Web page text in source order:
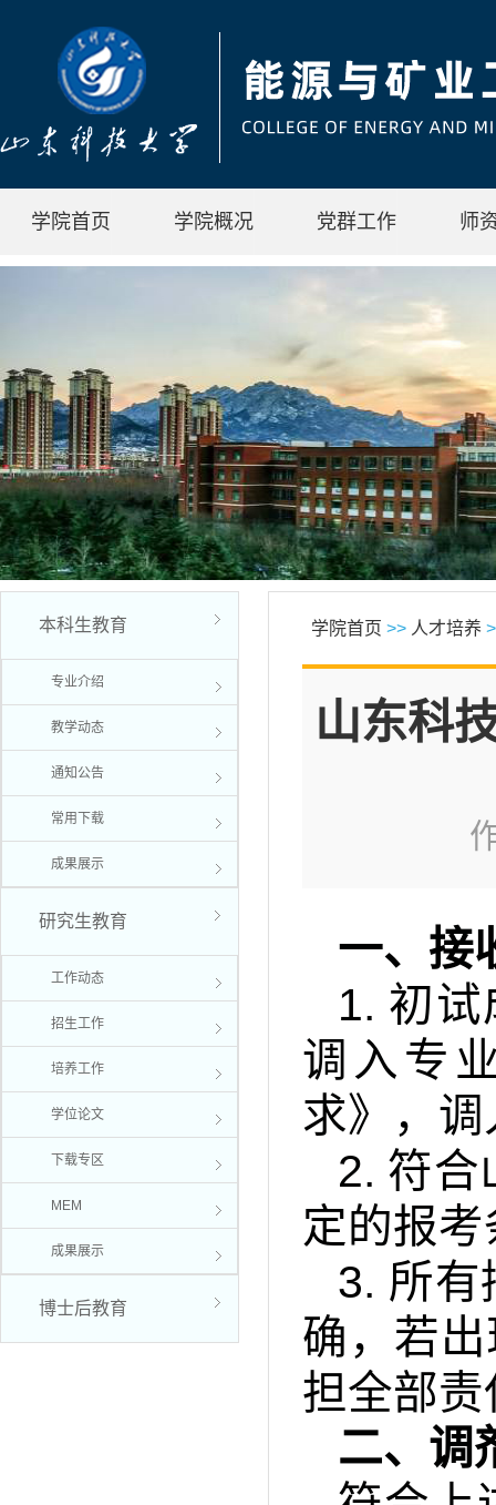
学院首页 学院概况 党群工作 师
本科生教育
专业介绍
教学动态
通知公告
常用下载
成果展示
研究生教育
工作动态
招生工作
培养工作
学位论文
下载专区
MEM
成果展示
博士后教育
学院首页 >> 人才培养
山东科
一、接
1. 初试
调入专
求》，
2. 符合
定的报
3. 所有
确，若
担全部责
二、调